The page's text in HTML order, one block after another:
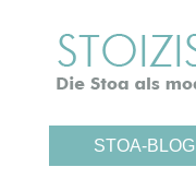
STOA-BLOG